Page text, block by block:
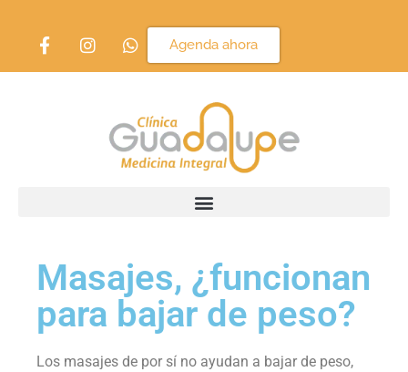
Agenda ahora
Masajes, ¿funcionan
para bajar de peso?
Los masajes de por sí no ayudan a bajar de peso,